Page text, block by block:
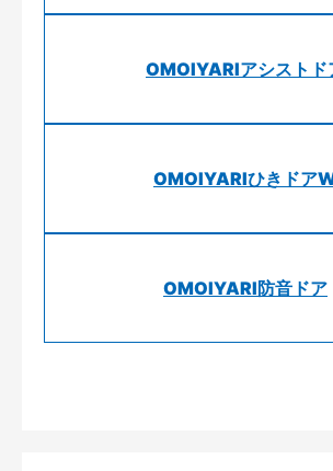
OMOIYARIアシストド
OMOIYARIひきドア
OMOIYARI防音ドア